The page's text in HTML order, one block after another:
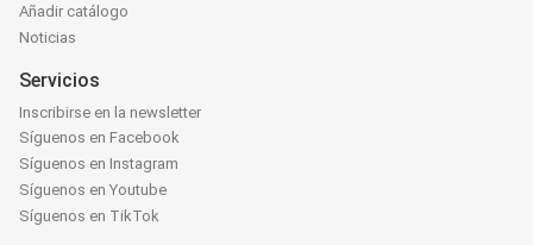
Añadir catálogo
Noticias
Servicios
Inscribirse en la newsletter
Síguenos en Facebook
Síguenos en Instagram
Síguenos en Youtube
Síguenos en TikTok